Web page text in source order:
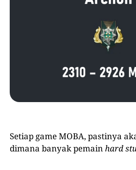
Setiap game MOBA, pastinya
dimana banyak pemainhard